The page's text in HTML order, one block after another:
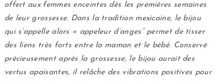
offert aux femmes enceintes dès les premières semaines
de leur grossesse. Dans la tradition mexicaine, le bijou
qui s’appelle alors « appeleur d’anges” permet de tisser
des liens très forts entre la maman et le bébé. Conservé
précieusement après la grossesse, le bijou aurait des
vertus apaisantes, il relâche des vibrations positives pour